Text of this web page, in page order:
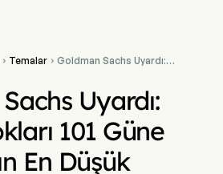
 Temalar Goldman Sachs Uyardı:
Seviyesinde
Uyardı:
101 Güne
En Düşük